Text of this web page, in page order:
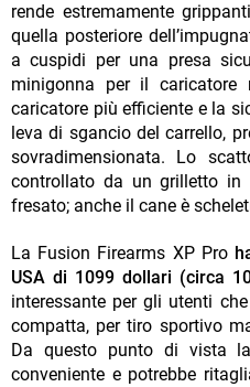
rende estremamente
quella posteriore
a cuspidi per una presa
minigonna per il
caricatore più efficiente e la
leva di sgancio del carrello,
sovradimensionata. Lo
controllato da un grilletto in
fresato; anche il cane è
La Fusion Firearms XP Pro
USA di 1099 dollari (circa
interessante per gli utenti
compatta, per tiro sportivo
Da questo punto di vista
conveniente e potrebbe